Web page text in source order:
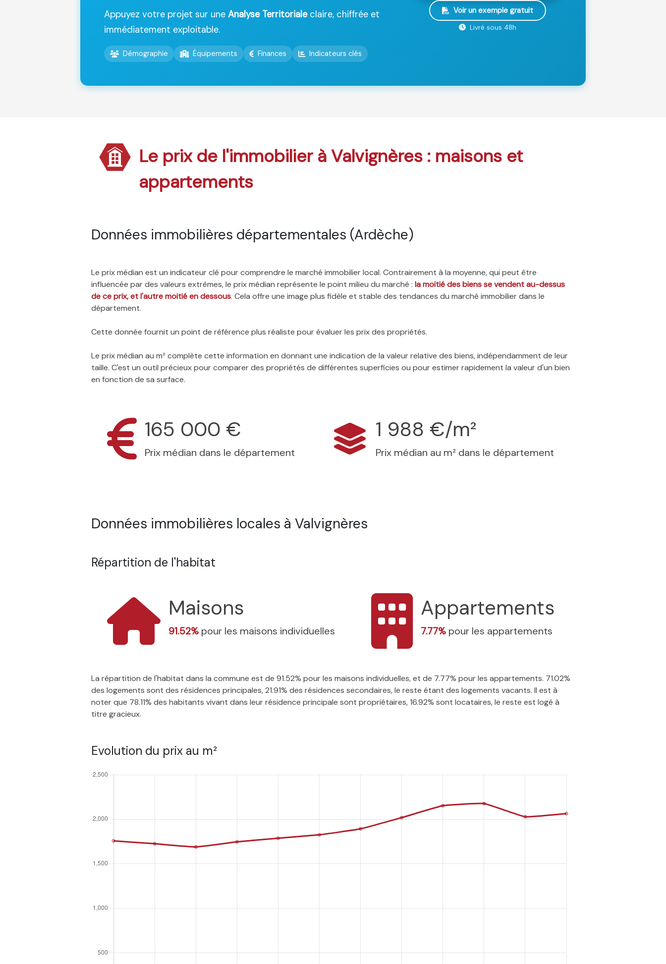
Appuyez votre projet sur une Analyse Territorialeclaire, chiffrée et
immédiatement exploitable.
Démographie Équipements Finances Indicateurs clés
Voir un exemple gratuit
Livré sous 48h
Le prix de l'immobilier à Valvignères : maisons et
appartements
Données immobilières départementales (Ardèche)
Le prix médian est un indicateur clé pour comprendre le marché immobilier local. Contrairement à la moyenne, qui peut être
influencée par des valeurs extrêmes, le prix médian représente le point milieu du marché : la moitié des biens se vendent au-dessus
de ce prix, et l'autre moitié en dessous. Cela offre une image plus fidèle et stable des tendances du marché immobilier dans le
département.
Cette donnée fournit un point de référence plus réaliste pour évaluer les prix des propriétés.
Le prix médian au m² complète cette information en donnant une indication de la valeur relative des biens, indépendamment de leur
taille. C'est un outil précieux pour comparer des propriétés de différentes superficies ou pour estimer rapidement la valeur d'un bien
en fonction de sa surface.
165 000 €
Prix médian dans le département
1 988 €/m²
Prix médian au m² dans le département
Données immobilières locales à Valvignères
Répartition de l'habitat
Maisons
91.52% pour les maisons individuelles
Appartements
7.77% pour les appartements
La répartition de l'habitat dans la commune est de 91.52% pour les maisons individuelles, et de 7.77% pour les appartements. 71.02%
des logements sont des résidences principales, 21.91% des résidences secondaires, le reste étant des logements vacants. Il est à
noter que 78.11% des habitants vivant dans leur résidence principale sont propriétaires, 16.92% sont locataires, le reste est logé à
titre gracieux.
Evolution du prix au m²